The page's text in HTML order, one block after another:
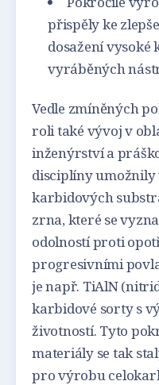
přispěly ke
dosažení
vyráběných
Vedle zmíněných
roli také vývoj v
inženýrství a
disciplíny
karbidových
zrna, které se
odolností proti
progresivními
je např. TiAlN
karbidové sorty s
životností. Tyto
materiály se tak
pro výrobu